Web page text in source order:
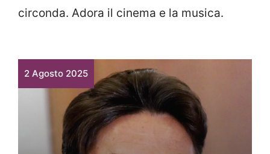
circonda. Adora il cinema e la musica.
2 Agosto 2025